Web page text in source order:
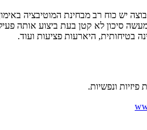
בעייתית. לקבוצה יש כוח רב מבחינת
סיכון לא קטן בעת ביצוע אותה
בטיחותית, היארעות פציעות ועוד.
ונפשיות.